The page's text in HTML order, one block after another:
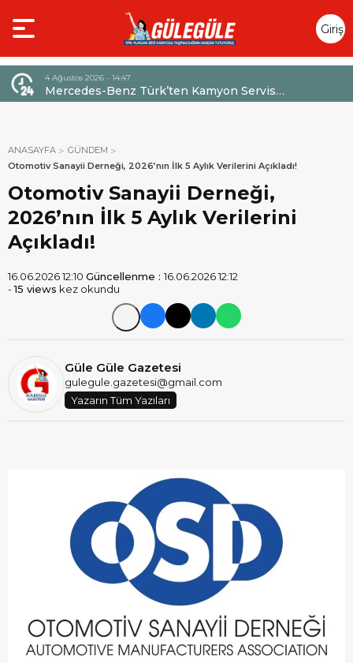
Giriş
Yap
4 Ağustos 2026 - 14:47
Mercedes-Benz Türk’ten Kamyon Servis
Sözleşmelerinde 36 Aya Varan Taksit İmkânı
ANASAYFA
GÜNDEM
Otomotiv Sanayii Derneği, 2026’nın İlk 5 Aylık Verilerini Açıkladı!
Otomotiv Sanayii Derneği,
2026’nın İlk 5 Aylık Verilerini
Açıkladı!
16.06.2026 12:10 Güncellenme :16.06.2026 12:12
-15 views kez okundu
Güle Güle Gazetesi
gulegule.gazetesi@gmail.com
Yazarın Tüm Yazıları